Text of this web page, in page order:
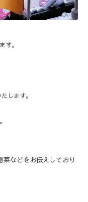
す。
します。
などをお伝えしており